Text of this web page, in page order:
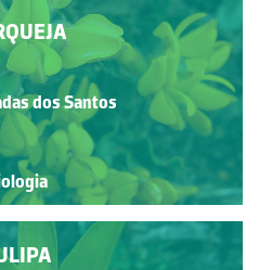
dos Santos